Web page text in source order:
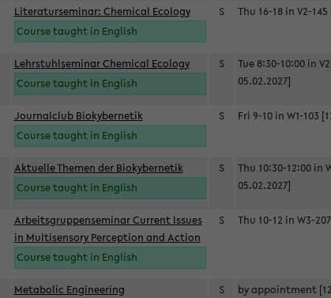
Literaturseminar: Chemical Ecology
Course taught in English
S Thu 16-18 in V2-
Lehrstuhlseminar Chemical Ecology
Course taught in English
S
Tue 8:30-10:00 in
05.02.2027]
Journalclub Biokybernetik
Course taught in English
S Fri 9-10 in W1-103
Aktuelle Themen der Biokybernetik
Course taught in English
S
Thu 10:30-12:00 in
05.02.2027]
Arbeitsgruppenseminar Current Issues
in Multisensory Perception and Action
Course taught in English
S Thu 10-12 in W3-
Metabolic Engineering
S by appointment